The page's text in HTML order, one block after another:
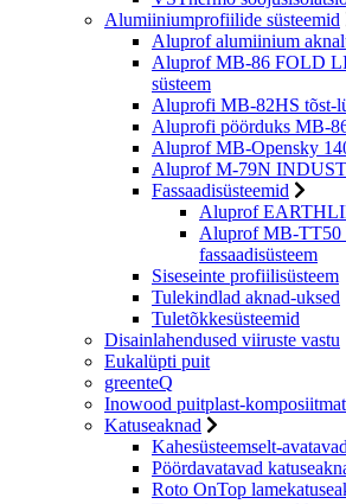
Alumiiniumprofiilide süsteemid
Aluprof alumiinium
Aluprof MB-86 FOLD
süsteem
Aluprofi MB-82HS tõst-
Aluprofi pöörduks MB-
Aluprof MB-Opensky
Aluprof M-79N
Fassaadisüsteemid
Aluprof
Aluprof MB-TT50
fassaadisüsteem
Siseseinte profiilisüsteem
Tulekindlad aknad-uksed
Tuletõkkesüsteemid
Disainlahendused viiruste vastu
Eukalüpti puit
greenteQ
Inowood puitplast-
Katuseaknad
Kahesüsteemselt-
Pöördavatavad
Roto OnTop